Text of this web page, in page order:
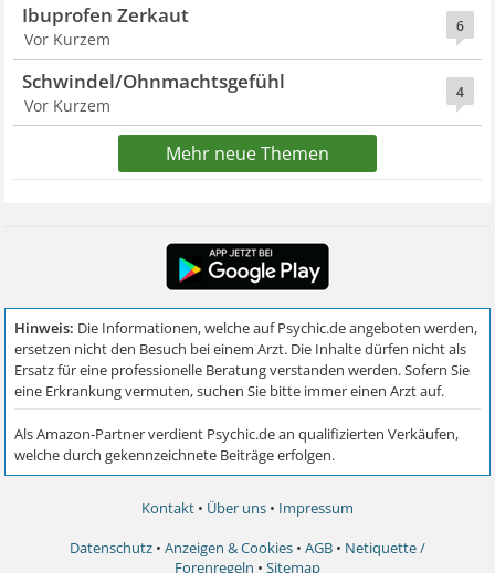
6
Ibuprofen Zerkaut
Vor Kurzem
4
Schwindel/Ohnmachtsgefühl
Vor Kurzem
Mehr neue Themen
Kontakt • Über uns • Impressum
Datenschutz • Anzeigen & Cookies • AGB • Netiquette /
Forenregeln • Sitemap